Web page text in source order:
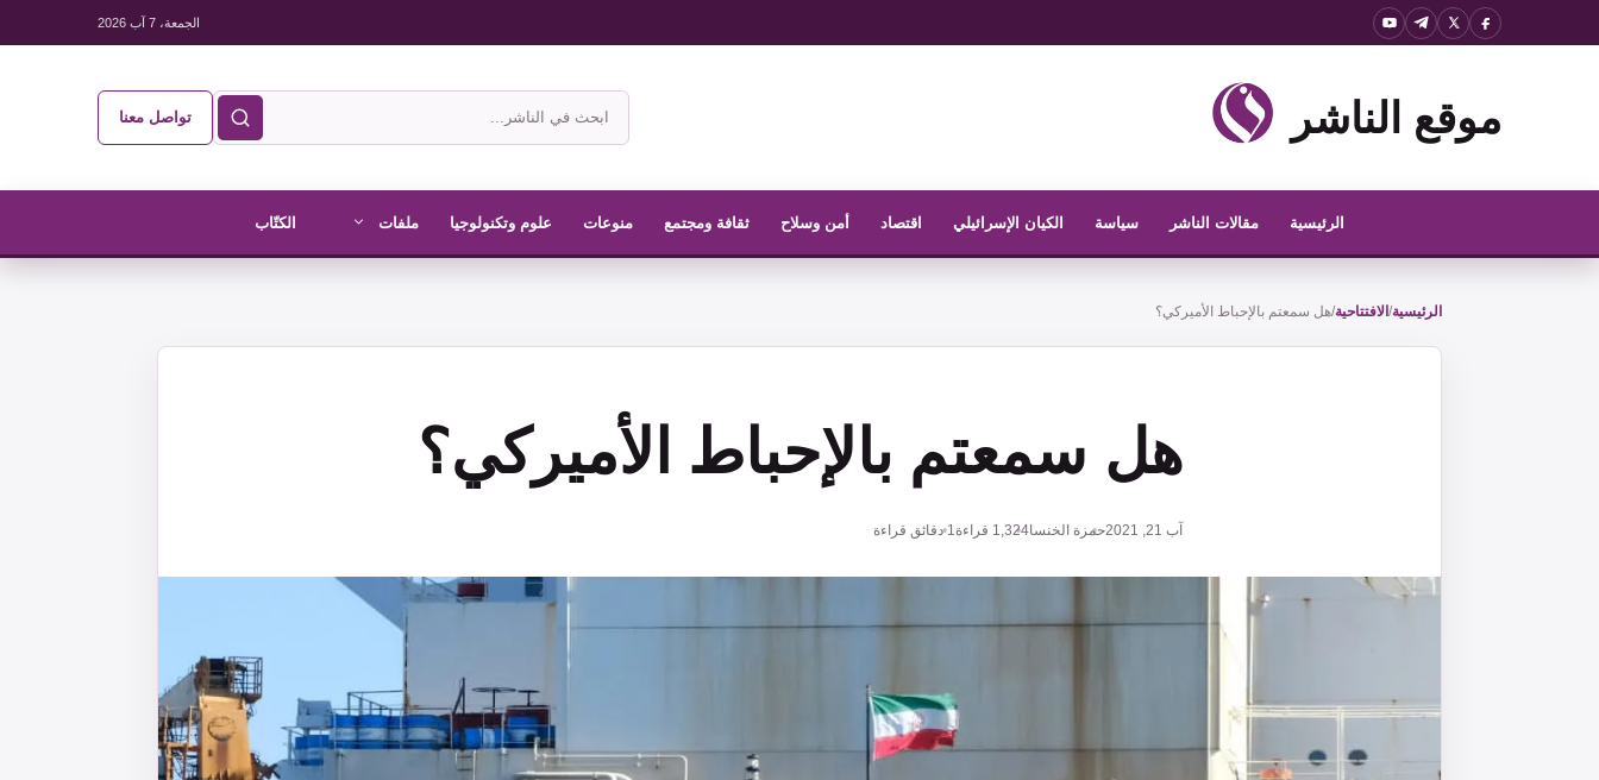
الجمعة، 7 آب 2026
موقع الناشر
ابحث
في
الناشر
تواصل معنا
الرئيسية مقالات الناشر سياسة الكيان الإسرائيلي اقتصاد أمن وسلاح ثقافة ومجتمع منوعات علوم وتكنولوجيا ملفات الكتّاب
الرئيسية/ الافتتاحية/هل سمعتم بالإحباط الأميركي؟
هل سمعتم بالإحباط الأميركي؟
آب 21, 2021 حمزة الخنسا1,324 قراءة1 دقائق قراءة